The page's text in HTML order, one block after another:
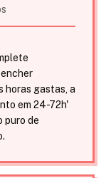
horas gastas, a
em 24-72h'
puro de